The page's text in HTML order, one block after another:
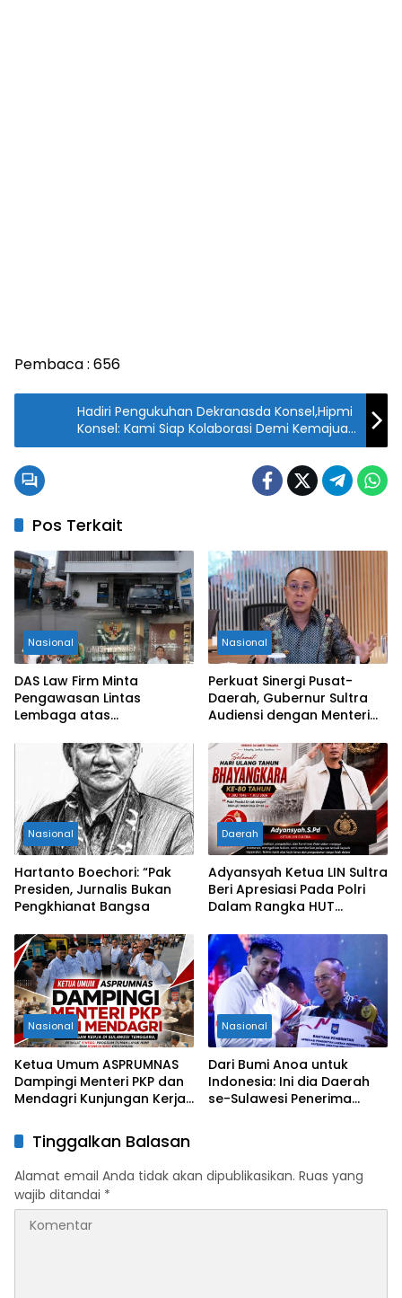
Pembaca : 656
Hadiri Pengukuhan Dekranasda Konsel,Hipmi
Konsel: Kami Siap Kolaborasi Demi Kemajuan
Konsel
Pos Terkait
Nasional
DAS Law Firm Minta
Pengawasan Lintas
Lembaga atas
Objek Sengketa di
Pengadilan Negeri Jakarta
Nasional
Perkuat Sinergi Pusat-
Daerah, Gubernur Sultra
Audiensi dengan Menteri
Nasional
Hartanto Boechori: “Pak
Presiden, Jurnalis Bukan
Pengkhianat Bangsa
Daerah
Adyansyah Ketua LIN Sultra
Beri Apresiasi Pada Polri
Dalam Rangka HUT
Nasional
Ketua Umum ASPRUMNAS
Dampingi Menteri PKP dan
Mendagri Kunjungan Kerja
Program Rumah Layak Huni
dan Konsolidasi Organisasi
Nasional
Dari Bumi Anoa untuk
Indonesia: Ini dia Daerah
se-Sulawesi Penerima
Tinggalkan Balasan
Alamat email Anda tidak akan dipublikasikan. Ruas yang
wajib ditandai *